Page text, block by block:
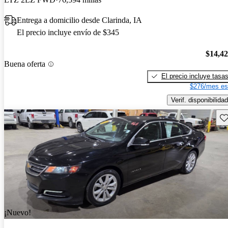
Entrega a domicilio desde Clarinda, IA
El precio incluye envío de $345
Buena oferta
El precio incluye tasas
$276/mes
Verif. disponibilidad
¡Nuevo!